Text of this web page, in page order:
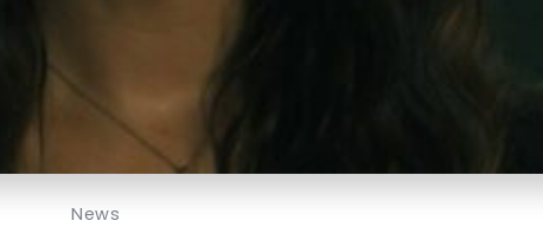
News